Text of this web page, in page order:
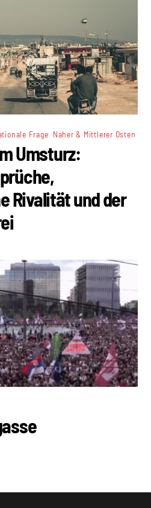
Frage Naher & Mittlerer Osten
Umsturz:
Rivalität und der